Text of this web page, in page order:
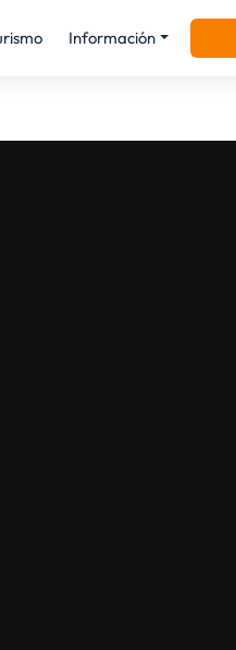
Información